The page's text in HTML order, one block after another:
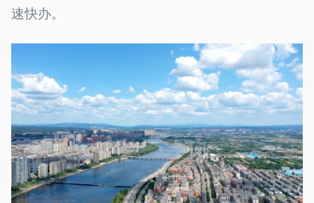
速快办。